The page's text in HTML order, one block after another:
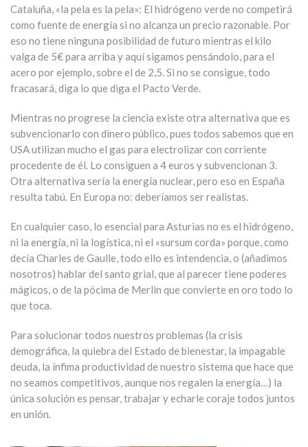
Cataluña, «la pela es la pela»: El hidrógeno verde no competirá
como fuente de energía si no alcanza un precio razonable. Por
eso no tiene ninguna posibilidad de futuro mientras el kilo
valga de 5€ para arriba y aquí sigamos pensándolo, para el
acero por ejemplo, sobre el de 2,5. Si no se consigue, todo
fracasará, diga lo que diga el Pacto Verde.
Mientras no progrese la ciencia existe otra alternativa que es
subvencionarlo con dinero público, pues todos sabemos que en
USA utilizan mucho el gas para electrolizar con corriente
procedente de él. Lo consiguen a 4 euros y subvencionan 3.
Otra alternativa sería la energía nuclear, pero eso en España
resulta tabú. En Europa no: deberíamos ser realistas.
En cualquier caso, lo esencial para Asturias no es el hidrógeno,
ni la energía, ni la logística, ni el «sursum corda» porque, como
decía Charles de Gaulle, todo ello es intendencia, o (añadimos
nosotros) hablar del santo grial, que al parecer tiene poderes
mágicos, o de la pócima de Merlin que convierte en oro todo lo
que toca.
Para solucionar todos nuestros problemas (la crisis
demográfica, la quiebra del Estado de bienestar, la impagable
deuda, la ínfima productividad de nuestro sistema que hace que
no seamos competitivos, aunque nos regalen la energía…) la
única solución es pensar, trabajar y echarle coraje todos juntos
en unión.